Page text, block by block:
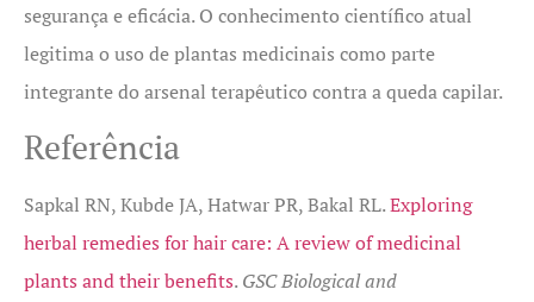
segurança e eficácia. O conhecimento científico atual
legitima o uso de plantas medicinais como parte
integrante do arsenal terapêutico contra a queda capilar.
Referência
Sapkal RN, Kubde JA, Hatwar PR, Bakal RL.Exploring
herbal remedies for hair care: A review of medicinal
plants and their benefits. GSC Biological and